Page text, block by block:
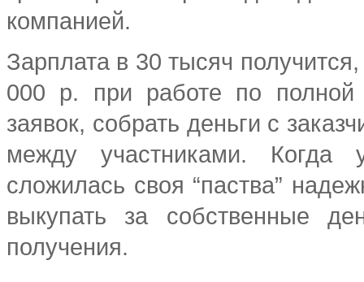
компанией.
Зарплата в 30 тысяч
000 р. при работе по полной
заявок, собрать деньги с
между участниками. Когда
сложилась своя “паства”
выкупать за собственные
получения.